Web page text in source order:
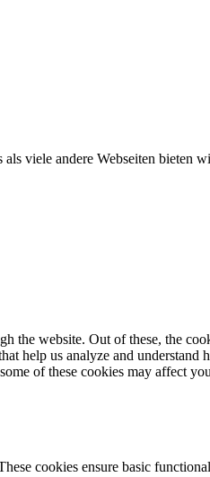
viele andere Webseiten
website. Out of these, the
help us analyze and
of these cookies may affect
cookies ensure basic